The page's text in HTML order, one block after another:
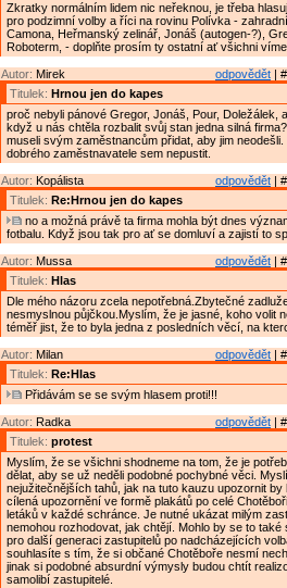
Zkratky normálním lidem nic neřeknou, je třeba
pro podzimní volby a říci na rovinu Polívka -
Camona, Heřmanský zelinář, Jonáš (autogen-?),
Roboterm, - doplňte prosím ty ostatní ať všichni
odpovědět |
Autor: Mirek
Titulek: Hrnou jen do kapes
proč nebyli pánové Gregor, Jonáš, Pour, Doležálek,
když u nás chtěla rozbalit svůj stan jedna silná
museli svým zaměstnancům přidat, aby jim neodešli.
dobrého zaměstnavatele sem nepustit.
odpovědět |
Autor: Kopálista
Titulek: Re:Hrnou jen do kapes
no a možná právě ta firma mohla být dnes
fotbalu. Když jsou tak pro ať se domluví a zajistí to
odpovědět |
Autor: Mussa
Titulek: Hlas
Dle mého názoru zcela nepotřebná.Zbytečné
nesmyslnou půjčkou.Myslím, že je jasné, koho volit
téměř jist, že to byla jedna z posledních věcí, na
odpovědět |
Autor: Milan
Titulek: Re:Hlas
Přidávám se se svým hlasem proti!!!
odpovědět |
Autor: Radka
Titulek: protest
Myslím, že se všichni shodneme na tom, že je
dělat, aby se už neděli podobné pochybné věci.
nejužitečnějších tahů, jak na tuto kauzu upozornit
cílená upozornění ve formě plakátů po celé
letáků v každé schránce. Je nutné ukázat milým
nemohou rozhodovat, jak chtějí. Mohlo by se to také
pro další generaci zastupitelů po nadcházejících
souhlasíte s tím, že si občané Chotěboře nesmí
jinak si podobné absurdní výmysly budou chtít
samolibí zastupitelé.